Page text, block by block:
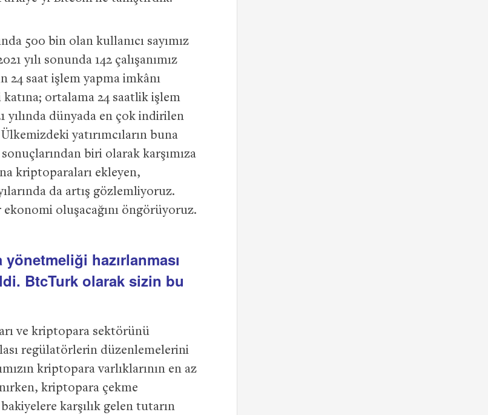
500 bin olan kullanıcı sayımız
yılı sonunda 142 çalışanımız
saat işlem yapma imkânı
katına; ortalama 24 saatlik işlem
yılında dünyada en çok indirilen
yatırımcıların buna
sonuçlarından biri olarak karşımıza
kriptoparaları ekleyen,
da artış gözlemliyoruz.
oluşacağını öngörüyoruz.
hazırlanması
BtcTurk olarak sizin bu
ve kriptopara sektörünü
regülatörlerin düzenlemelerini
kriptopara varlıklarının en az
kriptopara çekme
karşılık gelen tutarın